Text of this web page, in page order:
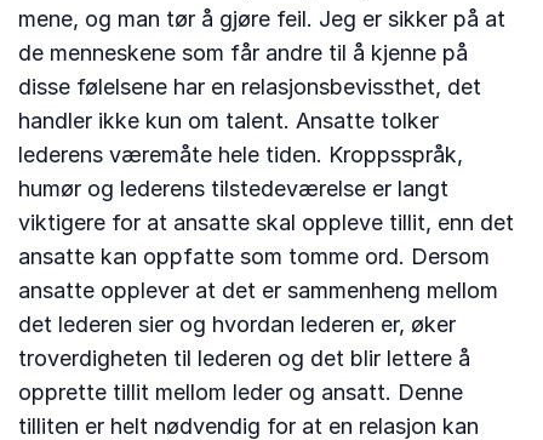
mene, og man tør å gjøre feil. Jeg er sikker på at
de menneskene som får andre til å kjenne på
disse følelsene har en relasjonsbevissthet, det
handler ikke kun om talent. Ansatte tolker
lederens væremåte hele tiden. Kroppsspråk,
humør og lederens tilstedeværelse er langt
viktigere for at ansatte skal oppleve tillit, enn det
ansatte kan oppfatte som tomme ord. Dersom
ansatte opplever at det er sammenheng mellom
det lederen sier og hvordan lederen er, øker
troverdigheten til lederen og det blir lettere å
opprette tillit mellom leder og ansatt. Denne
tilliten er helt nødvendig for at en relasjon kan